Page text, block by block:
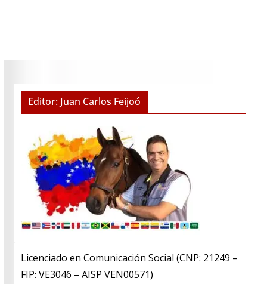
Editor: Juan Carlos Feijoó
Licenciado en Comunicación Social (CNP: 21249 –
FIP: VE3046 – AISP VEN00571)